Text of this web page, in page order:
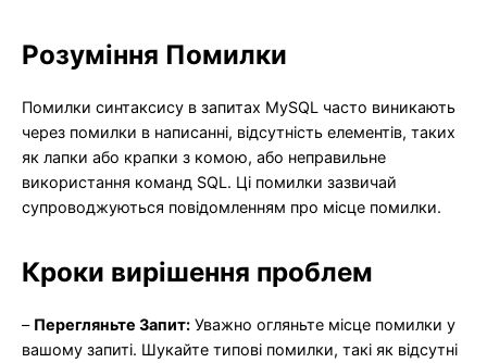
Розуміння Помилки
Помилки синтаксису в запитах MySQL часто виникають
через помилки в написанні, відсутність елементів, таких
як лапки або крапки з комою, або неправильне
використання команд SQL. Ці помилки зазвичай
супроводжуються повідомленням про місце помилки.
Кроки вирішення проблем
– Перегляньте Запит: Уважно огляньте місце помилки у
вашому запиті. Шукайте типові помилки, такі як відсутні